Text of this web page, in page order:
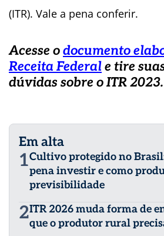
(ITR). Vale a pena conferir.
Acesse odocumento
Receita Federale tire
dúvidas sobre o ITR 2023.
Em alta
1Cultivo protegido no
pena investir e como
previsibilidade
2ITR 2026 muda forma de
que o produtor rural